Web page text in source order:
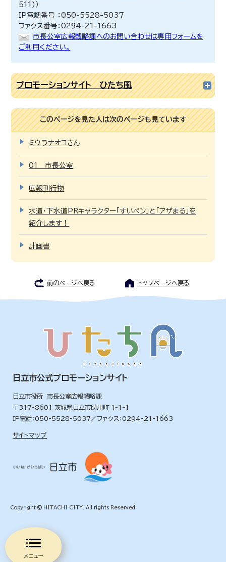
511））
IP電話番号 ：050-5528-5037
ファクス番号：0294-21-1663
市長公室広報戦略課へのお問い合わせは専用フォームを
ご利用ください。
プロモーションサイト ひたち風
このページを見た人は次のページも見ています
ミウラナオコさん
01 市長公室
広報刊行物
水道・下水道PRキャラクター「すいペン」と「アザまる」を
紹介します！
計画書
メニュー
前のページへ戻る トップページへ戻る
日立市公式プロモーションサイト
日立市役所 市長公室広報戦略課
〒317-8601 茨城県日立市助川町 1-1-1
IP電話：050-5528-5037／ファクス：0294-21-1663
サイトマップ
Copyright © HITACHI CITY. All rights Reserved.